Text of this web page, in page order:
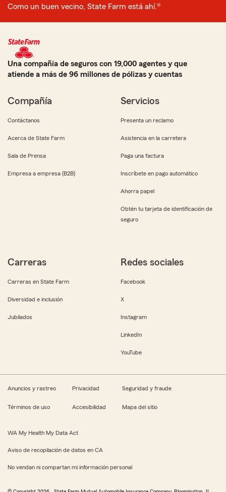
Como un buen vecino, State Farm está ahí.®
Una compañía de seguros con 19,000 agentes y que
atiende a más de 96 millones de pólizas y cuentas
Compañía
Contáctanos
Acerca de State Farm
Sala de Prensa
Empresa a empresa (B2B)
Servicios
Presenta un reclamo
Asistencia en la carretera
Paga una factura
Inscríbete en pago automático
Ahorra papel
Obtén tu tarjeta de identificación de
seguro
Carreras
Carreras en State Farm
Diversidad e inclusión
Jubilados
Redes sociales
Facebook
X
Instagram
LinkedIn
YouTube
Anuncios y rastreo Privacidad Seguridad y fraude
Términos de uso Accesibilidad Mapa del sitio
WA My Health My Data Act
Aviso de recopilación de datos en CA
No vendan ni compartan mi información personal